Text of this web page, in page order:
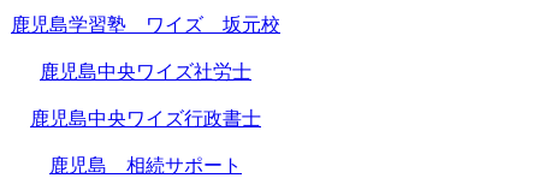
鹿児島学習塾 ワイズ 坂元校
鹿児島中央ワイズ社労士
鹿児島中央ワイズ行政書士
鹿児島 相続サポート